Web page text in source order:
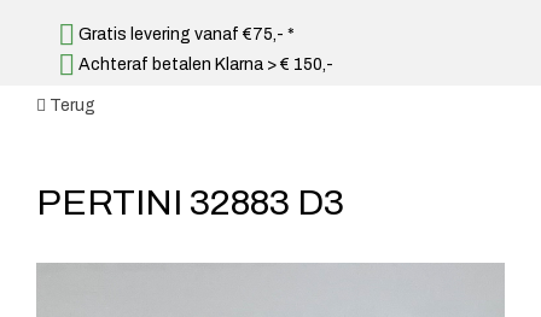
Gratis levering vanaf €75,- *
Achteraf betalen Klarna > € 150,-
Terug
PERTINI 32883 D3